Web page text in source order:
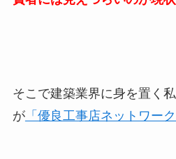
そこで建築業界に身を置く
が「優良工事店ネットワーク